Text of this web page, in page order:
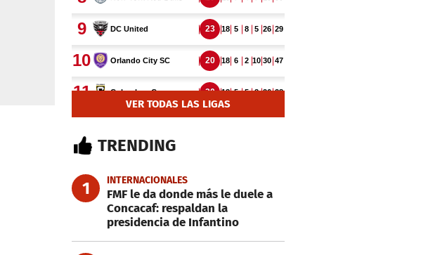
VER TODAS LAS LIGAS
TRENDING
1 INTERNACIONALES
FMF le da donde más le duele a
Concacaf: respaldan la
presidencia de Infantino